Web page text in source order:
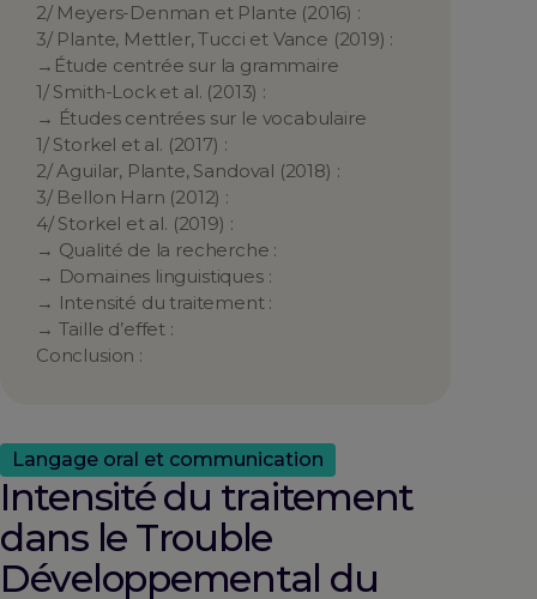
2/ Meyers-Denman et Plante (2016) :
3/ Plante, Mettler, Tucci et Vance (2019) :
→Étude centrée sur la grammaire
1/ Smith-Lock et al. (2013) :
→ Études centrées sur le vocabulaire
1/ Storkel et al. (2017) :
2/ Aguilar, Plante, Sandoval (2018) :
3/ Bellon Harn (2012) :
4/ Storkel et al. (2019) :
→ Qualité de la recherche :
→ Domaines linguistiques :
→ Intensité du traitement :
→ Taille d’effet :
Conclusion :
Langage oral et communication
Intensité du traitement
dans le Trouble
Développemental du